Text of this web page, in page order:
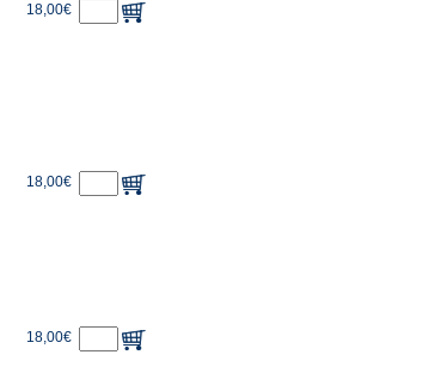
18,00€
18,00€
18,00€